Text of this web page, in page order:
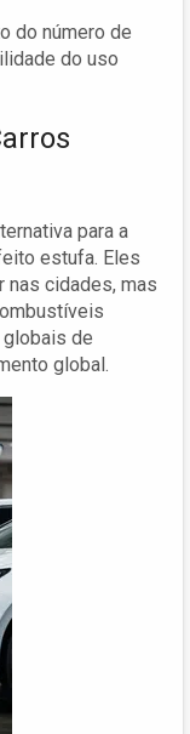
do número de
do uso
para a
estufa. Eles
nas cidades, mas
de
global.